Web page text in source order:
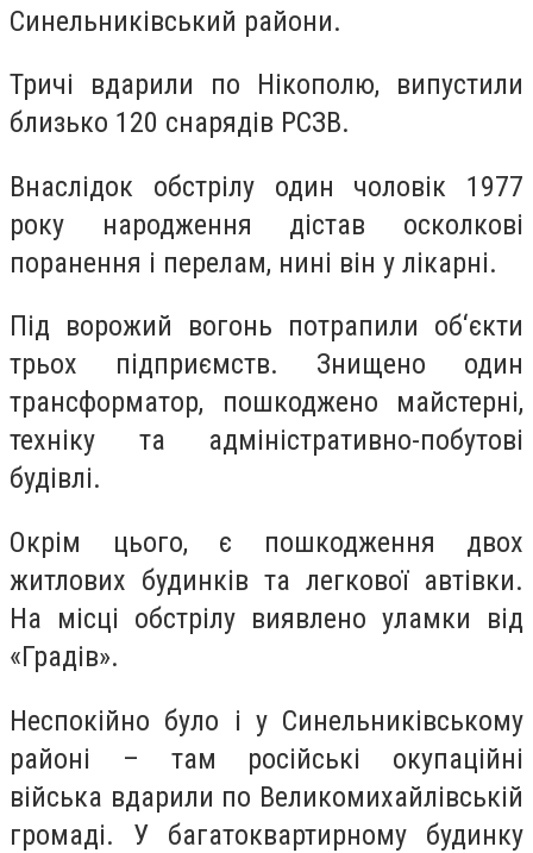
Синельниківський райони.
Тричі вдарили по Нікополю, випустили
близько 120 снарядів РСЗВ.
Внаслідок обстрілу один чоловік 1977
року народження дістав осколкові
поранення і перелам, нині він у лікарні.
Під ворожий вогонь потрапили об‘єкти
трьох підприємств. Знищено один
трансформатор, пошкоджено майстерні,
техніку та адміністративно-побутові
будівлі.
Окрім цього, є пошкодження двох
житлових будинків та легкової автівки.
На місці обстрілу виявлено уламки від
«Градів».
Неспокійно було і у Синельниківському
районі – там російські окупаційні
війська вдарили по Великомихайлівській
громаді. У багатоквартирному будинку